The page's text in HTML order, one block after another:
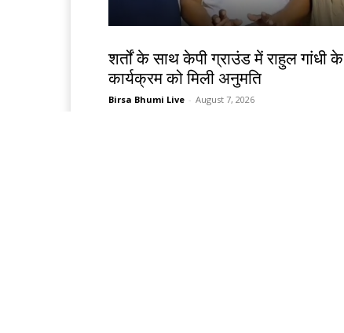
शर्तों के साथ केपी ग्राउंड में राहुल गांधी के
कार्यक्रम को मिली अनुमति
Birsa Bhumi Live - August 7, 2026